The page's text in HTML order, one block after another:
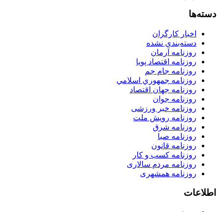
دسته‌ها
اخبار کارگران
دسته‌بندی نشده
روزنامه آرمان
روزنامه اقتصاد پویا
روزنامه جام جم
روزنامه جمهوري اسلامي
روزنامه جهان اقتصاد
روزنامه جوان
روزنامه خبر ورزشى
روزنامه رویش ملت
روزنامه شرق
روزنامه صبا
روزنامه قانون
روزنامه كسب و كار
روزنامه مردم سالاری
روزنامه همشهری
اطلاعات